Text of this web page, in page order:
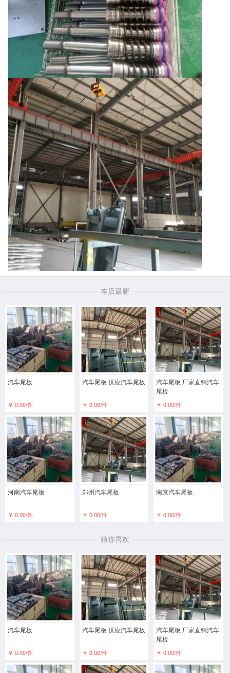
本店最新
汽车尾板
￥ 0.00/件
汽车尾板 供应汽车尾板
￥ 0.00/件
汽车尾板 厂家直销汽车
尾板
￥ 0.00/件
河南汽车尾板
￥ 0.00/件
郑州汽车尾板
￥ 0.00/件
南京汽车尾板
￥ 0.00/件
猜你喜欢
汽车尾板
￥ 0.00/件
汽车尾板 供应汽车尾板
￥ 0.00/件
汽车尾板 厂家直销汽车
尾板
￥ 0.00/件